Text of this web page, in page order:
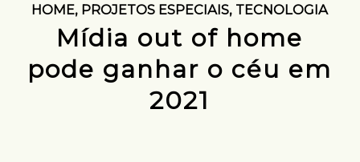
HOME, PROJETOS ESPECIAIS, TECNOLOGIA
Mídia out of home
pode ganhar o céu em
2021